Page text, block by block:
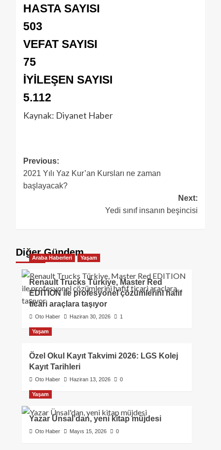
HASTA SAYISI
503
VEFAT SAYISI
75
İYİLEŞEN SAYISI
5.112
Kaynak: Diyanet Haber
Previous:
2021 Yılı Yaz Kur’an Kursları ne zaman
başlayacak?
Next:
Yedi sınıf insanın beşincisi
Diğer Gündem
Araba Haberleri Yaşam
Renault Trucks Türkiye, Master Red
EDITION ile profesyonel çözümlerini hafif
ticari araçlara taşıyor
Oto Haber Haziran 30, 2026 1
Yaşam
Özel Okul Kayıt Takvimi 2026: LGS Kolej
Kayıt Tarihleri
Oto Haber Haziran 13, 2026 0
Yaşam
Yazar Ünsal’dan, yeni kitap müjdesi
Oto Haber Mayıs 15, 2026 0